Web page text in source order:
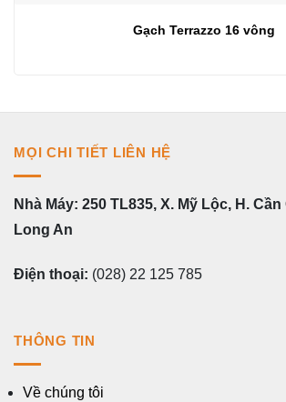
Gạch Terrazzo 16 vông
MỌI CHI TIẾT LIÊN HỆ
Nhà Máy: 250 TL835, X. Mỹ Lộc, H.
Long An
Điện thoại: (028) 22 125 785
THÔNG TIN
Về chúng tôi